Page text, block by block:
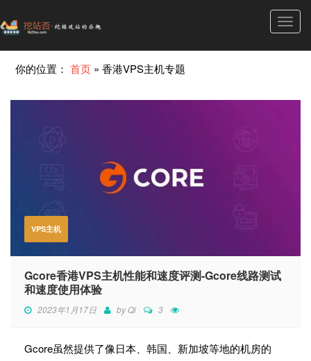
你的位置：首页 »香港VPS主机专题
VPS主机
Gcore香港VPS主机性能和速度评测-Gcore线路测试
和速度使用体验
2023年1月17日 byQi 3
Gcore虽然提供了像日本、韩国、新加坡等地的机房的